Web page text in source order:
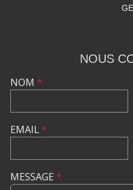
NOUS
NOM *
EMAIL*
MESSAGE *